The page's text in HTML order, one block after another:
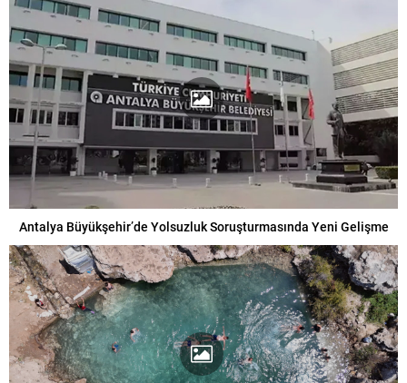
Antalya Büyükşehir’de Yolsuzluk Soruşturmasında Yeni Gelişme